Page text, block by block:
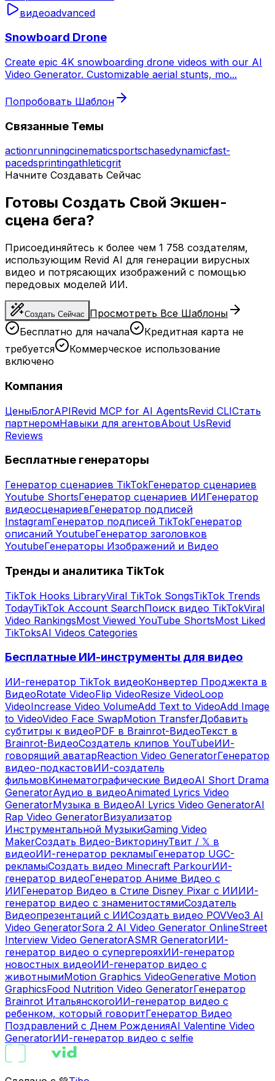
видеоadvanced
Snowboard Drone
Create epic 4K snowboarding drone videos with our AI
Video Generator. Customizable aerial stunts, mo...
Попробовать Шаблон
Связанные Темы
actionrunningcinematicsportschasedynamicfast-
pacedsprintingathleticgrit
Начните Создавать Сейчас
Готовы Создать Свой Экшен-
сцена бега?
Присоединяйтесь к более чем 1 758 создателям,
использующим Revid AI для генерации вирусных
видео и потрясающих изображений с помощью
передовых моделей ИИ.
Создать Сейчас
Просмотреть Все Шаблоны
Бесплатно для начала
Кредитная карта не
требуется
Коммерческое использование
включено
Компания
ЦеныБлогAPIRevid MCP for AI AgentsRevid CLIСтать
партнеромНавыки для агентовAbout UsRevid
Reviews
Бесплатные генераторы
Генератор сценариев TikTokГенератор сценариев
Youtube ShortsГенератор сценариев ИИГенератор
видеосценариевГенератор подписей
InstagramГенератор подписей TikTokГенератор
описаний YoutubeГенератор заголовков
YoutubeГенераторы Изображений и Видео
Тренды и аналитика TikTok
TikTok Hooks LibraryViral TikTok SongsTikTok Trends
TodayTikTok Account SearchПоиск видео TikTokViral
Video RankingsMost Viewed YouTube ShortsMost Liked
TikToksAI Videos Categories
Бесплатные ИИ-инструменты для видео
ИИ-генератор TikTok видеоКонвертер Проджекта в
ВидеоRotate VideoFlip VideoResize VideoLoop
VideoIncrease Video VolumeAdd Text to VideoAdd Image
to VideoVideo Face SwapMotion TransferДобавить
субтитры к видеоPDF в Brainrot-ВидеоТекст в
Brainrot-ВидеоСоздатель клипов YouTubeИИ-
говорящий аватарReaction Video GeneratorГенератор
видео-подкастовИИ-создатель
фильмовКинематографические ВидеоAI Short Drama
GeneratorАудио в видеоAnimated Lyrics Video
GeneratorМузыка в ВидеоAI Lyrics Video GeneratorAI
Rap Video GeneratorВизуализатор
Инструментальной МузыкиGaming Video
MakerСоздать Видео-ВикторинуТвит / 𝕏 в
видеоИИ-генератор рекламыГенератор UGC-
рекламыСоздать видео Minecraft ParkourИИ-
генератор видеоГенератор Аниме Видео с
ИИГенератор Видео в Стиле Disney Pixar с ИИИИ-
генератор видео с знаменитостямиСоздатель
Видеопрезентаций с ИИСоздать видео POVVeo3 AI
Video GeneratorSora 2 AI Video Generator OnlineStreet
Interview Video GeneratorASMR GeneratorИИ-
генератор видео о супергерояхИИ-генератор
новостных видеоИИ-генератор видео с
животнымиMotion Graphics VideoGenerative Motion
GraphicsFood Nutrition Video GeneratorГенератор
Brainrot ИтальянскогоИИ-генератор видео с
ребенком, который говоритГенератор Видео
Поздравлений с Днем РожденияAI Valentine Video
GeneratorИИ-генератор видео с selfie